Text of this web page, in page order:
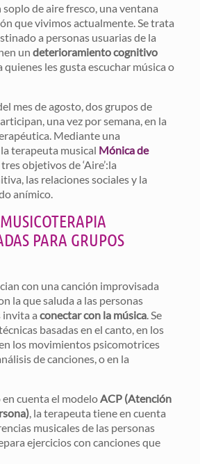
soplo de aire fresco, una ventana
que vivimos actualmente. Se trata
a personas usuarias de la
un deterioramiento cognitivo
quienes les gusta escuchar música o
mes de agosto, dos grupos de
una vez por semana, en la
Mediante una
terapeuta musical Mónica de
objetivos de ‘Aire’:la
las relaciones sociales y la
anímico.
PARA GRUPOS
con una canción improvisada
la que saluda a las personas
invita a conectar con la música. Se
basadas en el canto, en los
los movimientos psicomotrices
de canciones, o en la
cuenta el modelo ACP (Atención
, la terapeuta tiene en cuenta
musicales de las personas
ejercicios con canciones que